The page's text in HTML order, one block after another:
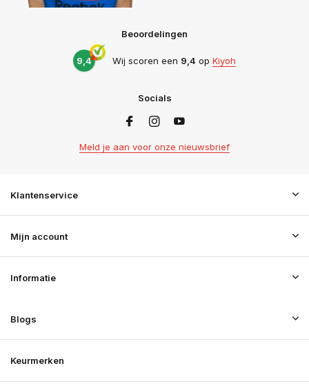
Beoordelingen
9,4 Wij scoren een 9,4 op Kiyoh
Socials
Meld je aan voor onze nieuwsbrief
Klantenservice
Mijn account
Informatie
Blogs
Keurmerken